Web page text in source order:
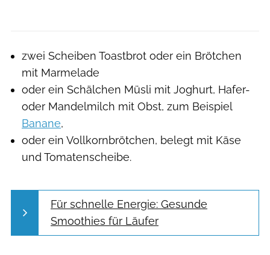
zwei Scheiben Toastbrot oder ein Brötchen
mit Marmelade
oder ein Schälchen Müsli mit Joghurt, Hafer-
oder Mandelmilch mit Obst, zum Beispiel
Banane,
oder ein Vollkornbrötchen, belegt mit Käse
und Tomatenscheibe.
Für schnelle Energie: Gesunde
Smoothies für Läufer